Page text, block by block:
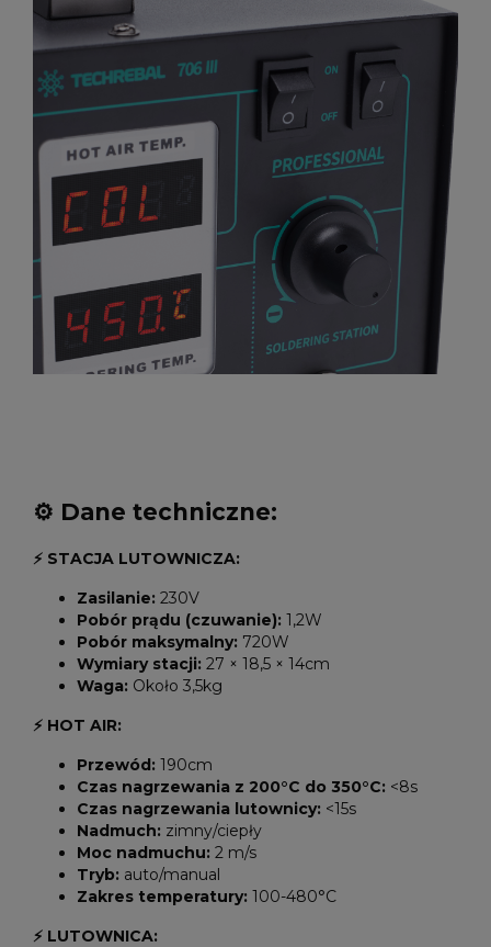
⚙️ Dane techniczne:
⚡ STACJA LUTOWNICZA:
Zasilanie: 230V
Pobór prądu (czuwanie): 1,2W
Pobór maksymalny: 720W
Wymiary stacji: 27 × 18,5 × 14cm
Waga: Około 3,5kg
⚡ HOT AIR:
Przewód: 190cm
Czas nagrzewania z 200°C do 350°C: <8s
Czas nagrzewania lutownicy: <15s
Nadmuch: zimny/ciepły
Moc nadmuchu: 2 m/s
Tryb: auto/manual
Zakres temperatury: 100-480°C
⚡ LUTOWNICA: